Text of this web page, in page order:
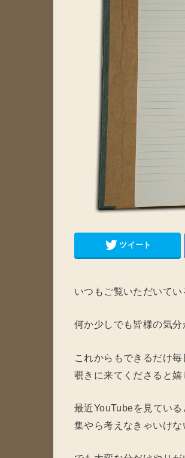
ツイート
いつもご覧いただいてい
何か少しでも皆様の気
これからもできるだけ
覗きに来てくださると嬉
最近YouTubeを見てい
集やら考えなきゃいけな